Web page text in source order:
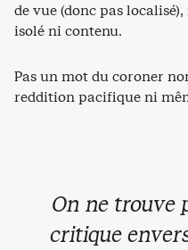
de vue (donc pas
isolé ni contenu.
Pas un mot du coroner
reddition pacifique ni
On ne trouve
critique